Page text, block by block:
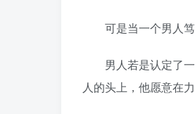
可是当一个男人笃
男人若是认定了一
人的头上，他愿意在